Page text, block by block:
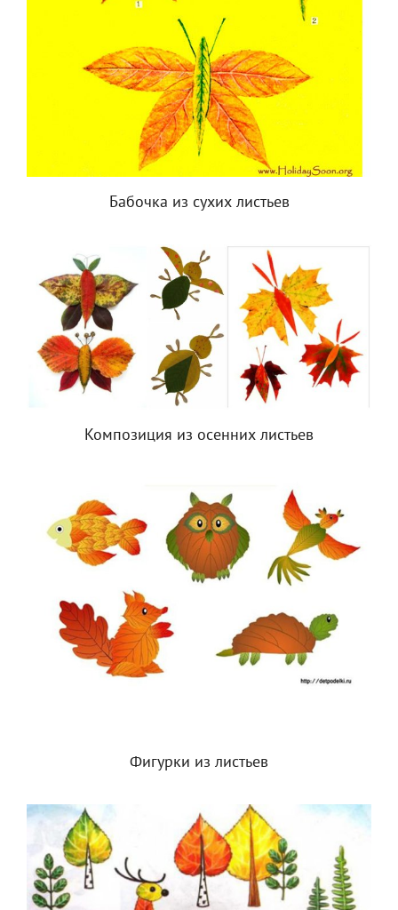
Бабочка из сухих листьев
Композиция из осенних листьев
Фигурки из листьев